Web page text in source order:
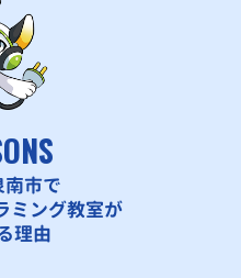
南市で
ミング教室が
理由